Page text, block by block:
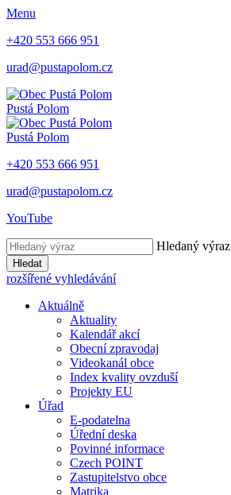
Menu
+420 553 666 951
urad@pustapolom.cz
Pustá Polom
Pustá Polom
+420 553 666 951
urad@pustapolom.cz
YouTube
Hledaný výraz
Hledat
rozšířené vyhledávání
Aktuálně
Aktuality
Kalendář akcí
Obecní zpravodaj
Videokanál obce
Index kvality ovzduší
Projekty EU
Úřad
E-podatelna
Úřední deska
Povinné informace
Czech POINT
Zastupitelstvo obce
Matrika